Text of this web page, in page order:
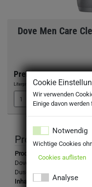
Dove Men Care
Preis:
Literpreis: 9,16 €/Liter
Produktbezeichnung:
Dove Men Care Clean
Duschgel
Inhaltsstoffe:
Cookie
Wir verwenden
Einige davon
Notwendig
Wichtige Cookies
Cookies auflisten
Analyse